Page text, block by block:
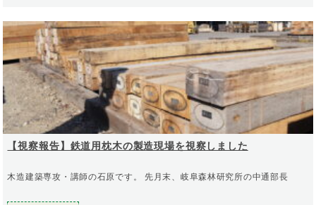
【視察報告】鉄道用枕木の製造現場を視察しました
木造建築専攻・講師の石原です。 先月末、岐阜森林研究所の中通部長